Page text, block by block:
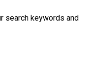
search keywords and